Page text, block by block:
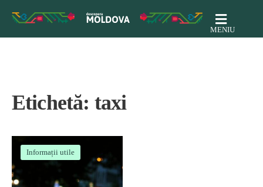
MENIU
Etichetă: taxi
Informații utile